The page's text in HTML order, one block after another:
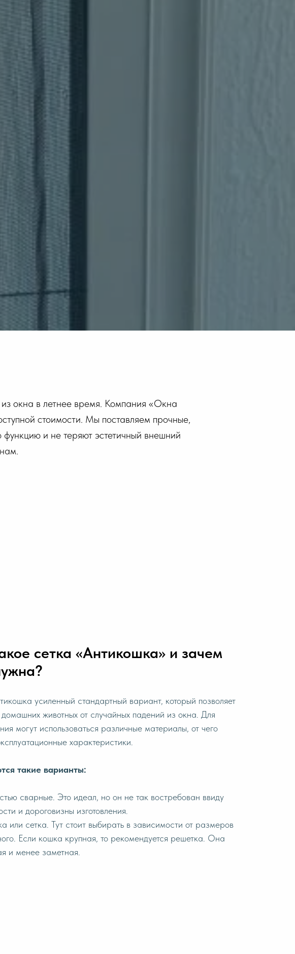
из окна в летнее время. Компания «Окна
стоимости. Мы поставляем прочные,
функцию и не теряют эстетичный внешний
сетка «Антикошка» и зачем
усиленный стандартный вариант, который позволяет
домашних животных от случайных падений из окна. Для
могут использоваться различные материалы, от чего
характеристики.
такие варианты:
сварные. Это идеал, но он не так востребован ввиду
и дороговизны изготовления.
или сетка. Тут стоит выбирать в зависимости от размеров
Если кошка крупная, то рекомендуется решетка. Она
и менее заметная.